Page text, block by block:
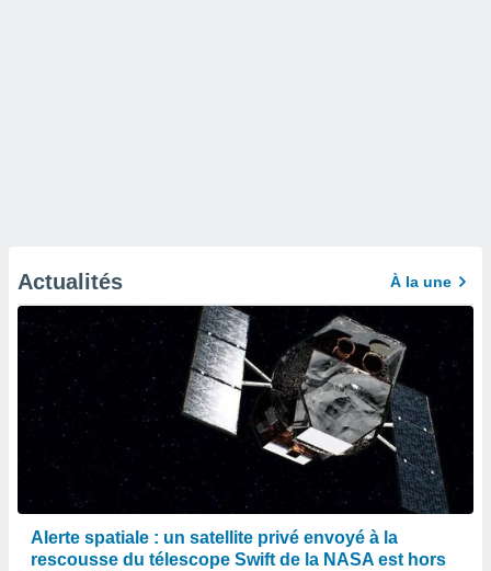
Actualités À la une
Alerte spatiale : un satellite privé envoyé à la
rescousse du télescope Swift de la NASA est hors